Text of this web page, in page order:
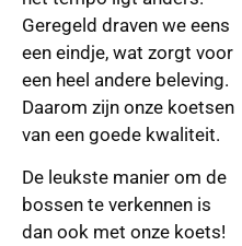
Geregeld draven we eens
een eindje, wat zorgt voor
een heel andere beleving.
Daarom zijn onze koetsen
van een goede kwaliteit.
De leukste manier om de
bossen te verkennen is
dan ook met onze koets!